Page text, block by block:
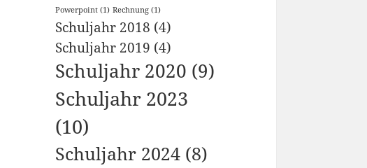
Powerpoint (1) Rechnung (1)
Schuljahr 2018 (4)
Schuljahr 2019 (4)
Schuljahr 2020 (9)
Schuljahr 2023
(10)
Schuljahr 2024 (8)